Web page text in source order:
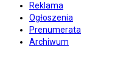
Reklama
Ogłoszenia
Prenumerata
Archiwum